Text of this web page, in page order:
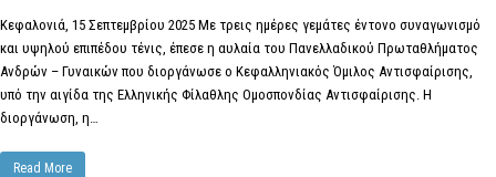
Κεφαλονιά, 15 Σεπτεμβρίου 2025 Με τρεις ημέρες γεμάτες έντονο συναγωνισμό
και υψηλού επιπέδου τένις, έπεσε η αυλαία του Πανελλαδικού Πρωταθλήματος
Ανδρών – Γυναικών που διοργάνωσε ο Κεφαλληνιακός Όμιλος Αντισφαίρισης,
υπό την αιγίδα της Ελληνικής Φίλαθλης Ομοσπονδίας Αντισφαίρισης. Η
διοργάνωση, η…
Read More